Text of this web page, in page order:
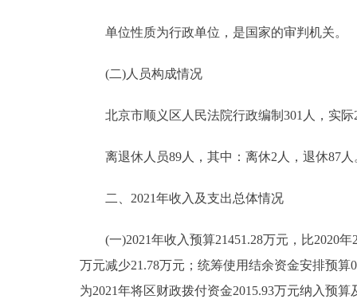
单位性质为行政单位，是国家的审判机关。
(二)人员构成情况
北京市顺义区人民法院行政编制301人，实际
离退休人员89人，其中：离休2人，退休87人
二、2021年收入及支出总体情况
(一)2021年收入预算21451.28万元，比2020年
万元减少21.78万元；统筹使用结余资金安排预算
为2021年将区财政拨付资金2015.93万元纳入预